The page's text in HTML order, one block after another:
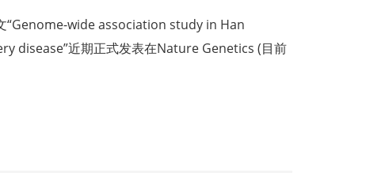
“Genome-wide association study in Han
近期正式发表在Nature Genetics (目前